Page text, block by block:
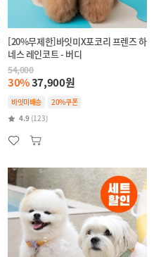
[20%무제한]바잇미X포코리 프렌즈 하
네스 레인코트 - 버디
54,000
30%37,900원
바잇미배송
20%쿠폰
4.9 (123)